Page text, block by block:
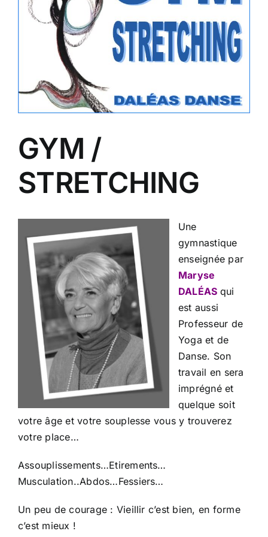
GYM /
STRETCHING
Une
gymnastique
enseignée par
Maryse
DALÉAS qui
est aussi
Professeur de
Yoga et de
Danse. Son
travail en sera
imprégné et
quelque soit
votre âge et votre souplesse vous y trouverez
votre place…
Assouplissements…Etirements…
Musculation..Abdos…Fessiers…
Un peu de courage : Vieillir c’est bien, en forme
c’est mieux !